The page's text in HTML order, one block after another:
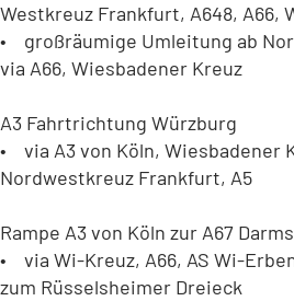
Westkreuz Frankfurt, A648, A66,
• großräumige Umleitung ab
via A66, Wiesbadener Kreuz
A3 Fahrtrichtung Würzburg
• via A3 von Köln, Wiesbadener
Nordwestkreuz Frankfurt, A5
Rampe A3 von Köln zur A67
• via Wi-Kreuz, A66, AS Wi-
zum Rüsselsheimer Dreieck